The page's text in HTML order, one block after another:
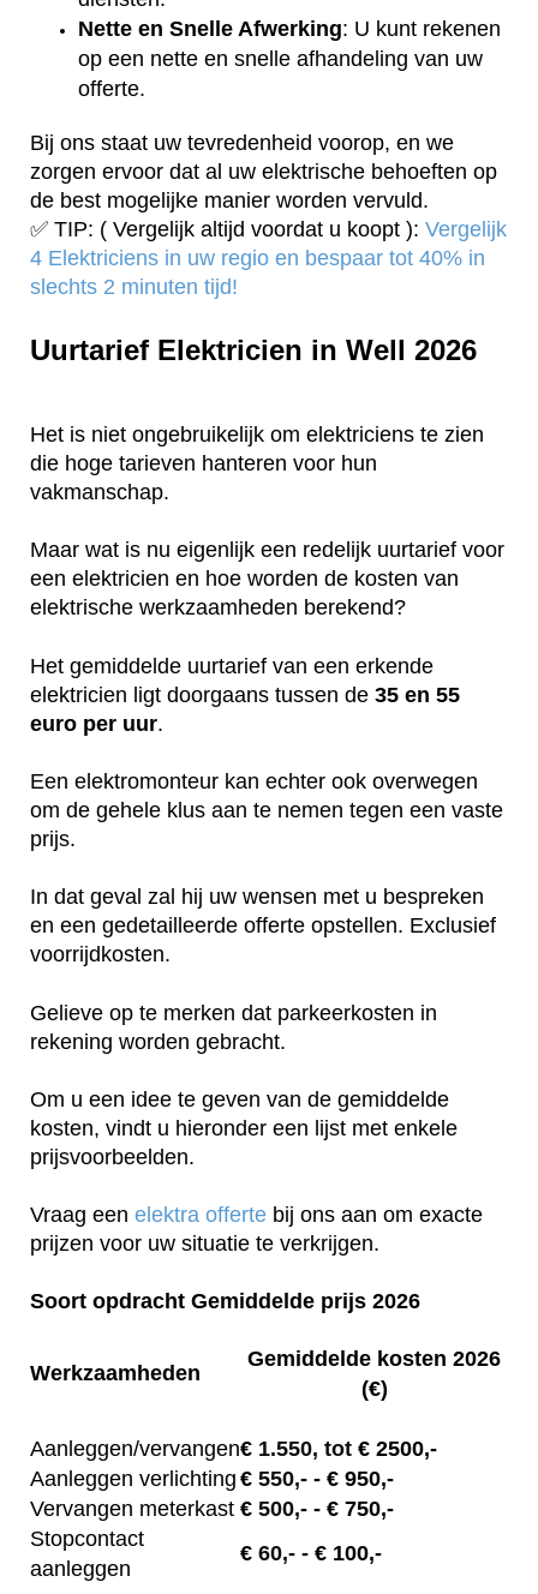
Nette en Snelle Afwerking: U kunt rekenen
op een nette en snelle afhandeling van uw
offerte.
Bij ons staat uw tevredenheid voorop, en we
zorgen ervoor dat al uw elektrische behoeften op
de best mogelijke manier worden vervuld.
✅ TIP: ( Vergelijk altijd voordat u koopt ): Vergelijk
4 Elektriciens in uw regio en bespaar tot 40% in
slechts 2 minuten tijd!
Uurtarief Elektricien in Well 2026
Het is niet ongebruikelijk om elektriciens te zien
die hoge tarieven hanteren voor hun
vakmanschap.
Maar wat is nu eigenlijk een redelijk uurtarief voor
een elektricien en hoe worden de kosten van
elektrische werkzaamheden berekend?
Het gemiddelde uurtarief van een erkende
elektricien ligt doorgaans tussen de 35 en 55
euro per uur.
Een elektromonteur kan echter ook overwegen
om de gehele klus aan te nemen tegen een vaste
prijs.
In dat geval zal hij uw wensen met u bespreken
en een gedetailleerde offerte opstellen. Exclusief
voorrijdkosten.
Gelieve op te merken dat parkeerkosten in
rekening worden gebracht.
Om u een idee te geven van de gemiddelde
kosten, vindt u hieronder een lijst met enkele
prijsvoorbeelden.
Vraag een elektra offerte bij ons aan om exacte
prijzen voor uw situatie te verkrijgen.
Soort opdracht Gemiddelde prijs 2026
Werkzaamheden
Gemiddelde kosten 2026
(€)
Aanleggen/vervangen€ 1.550, tot € 2500,-
Aanleggen verlichting € 550,- - € 950,-
Vervangen meterkast € 500,- - € 750,-
Stopcontact
aanleggen
€ 60,- - € 100,-